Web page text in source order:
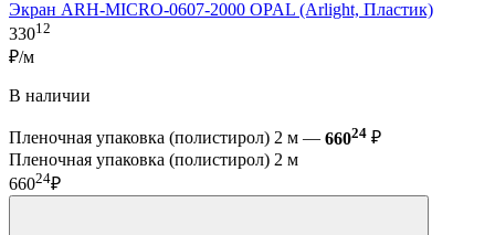
Экран ARH-MICRO-0607-2000 OPAL (Arlight, Пластик)
33012
₽/м
В наличии
Пленочная упаковка (полистирол) 2 м — 66024 ₽
Пленочная упаковка (полистирол) 2 м
66024₽